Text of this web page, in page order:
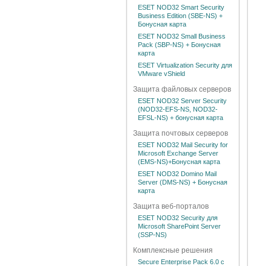
ESET NOD32 Smart Security
Business Edition (SBE-NS) +
Бонусная карта
ESET NOD32 Small Business
Pack (SBP-NS) + Бонусная
карта
ESET Virtualization Security для
VMware vShield
Защита файловых серверов
ESET NOD32 Server Security
(NOD32-EFS-NS, NOD32-
EFSL-NS) + бонусная карта
Защита почтовых серверов
ESET NOD32 Mail Security for
Microsoft Exchange Server
(EMS-NS)+Бонусная карта
ESET NOD32 Domino Mail
Server (DMS-NS) + Бонусная
карта
Защита веб-порталов
ESET NOD32 Security для
Microsoft SharePoint Server
(SSP-NS)
Комплексные решения
Secure Enterprise Pack 6.0 с